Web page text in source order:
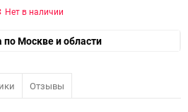
Нет в наличии
по Москве и области
Отзывы